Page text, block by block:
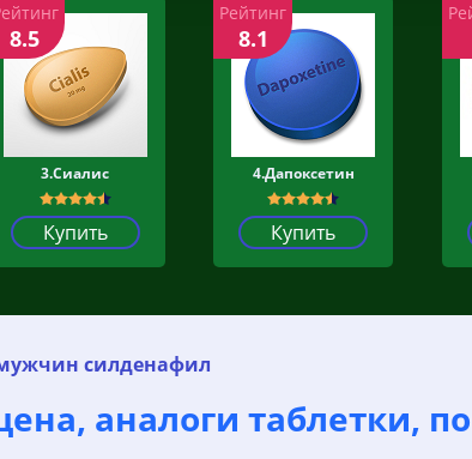
3.Сиалис
Купить
8.5
4.Дапоксетин
Купить
Рейтинг
8.1
силденафил
аналоги таблетки,